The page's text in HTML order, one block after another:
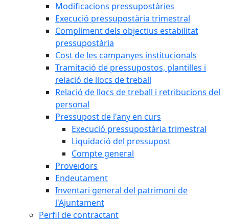
Modificacions pressupostàries
Execució pressupostària trimestral
Compliment dels objectius estabilitat
pressupostària
Cost de les campanyes institucionals
Tramitació de pressupostos, plantilles i
relació de llocs de treball
Relació de llocs de treball i retribucions del
personal
Pressupost de l'any en curs
Execució pressupostària trimestral
Liquidació del pressupost
Compte general
Proveïdors
Endeutament
Inventari general del patrimoni de
l'Ajuntament
Perfil de contractant